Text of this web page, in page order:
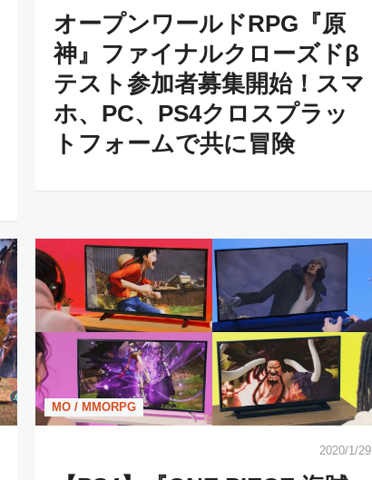
オープンワールドRPG『原
神』ファイナルクローズドβ
テスト参加者募集開始！スマ
ホ、PC、PS4クロスプラッ
トフォームで共に冒険
MO / MMORPG
2020/1/29